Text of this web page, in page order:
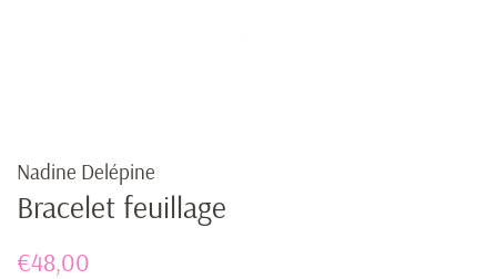
Nadine Delépine
Bracelet feuillage
Prix
€48,00